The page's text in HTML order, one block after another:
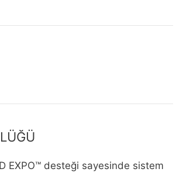
EXPO™ desteği sayesinde sistem